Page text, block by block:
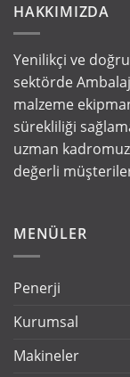
HAKKIMIZDA
Yenilikçi ve
sektörde
malzeme
sürekliliği
uzman
değerli
MENÜLER
Penerji
Kurumsal
Makineler